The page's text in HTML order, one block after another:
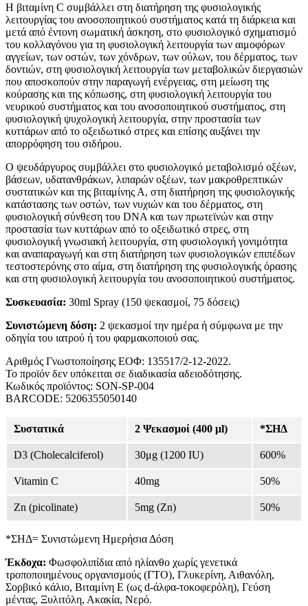
Η βιταμίνη C συμβάλλει στη διατήρηση της φυσιολογικής
λειτουργίας του ανοσοποιητικού συστήματος κατά τη διάρκεια και
μετά από έντονη σωματική άσκηση, στο φυσιολογικό σχηματισμό
του κολλαγόνου για τη φυσιολογική λειτουργία των αιμοφόρων
αγγείων, των οστών, των χόνδρων, των ούλων, του δέρματος, των
δοντιών, στη φυσιολογική λειτουργία των μεταβολικών διεργασιών
που αποσκοπούν στην παραγωγή ενέργειας, στη μείωση της
κούρασης και της κόπωσης, στη φυσιολογική λειτουργία του
νευρικού συστήματος και του ανοσοποιητικού συστήματος, στη
φυσιολογική ψυχολογική λειτουργία, στην προστασία των
κυττάρων από το οξειδωτικό στρες και επίσης αυξάνει την
απορρόφηση του σιδήρου.
Ο ψευδάργυρος συμβάλλει στο φυσιολογικό μεταβολισμό οξέων,
βάσεων, υδατανθράκων, λιπαρών οξέων, των μακροθρεπτικών
συστατικών και της βιταμίνης Α, στη διατήρηση της φυσιολογικής
κατάστασης των οστών, των νυχιών και του δέρματος, στη
φυσιολογική σύνθεση του DNA και των πρωτεϊνών και στην
προστασία των κυττάρων από το οξειδωτικό στρες, στη
φυσιολογική γνωσιακή λειτουργία, στη φυσιολογική γονιμότητα
και αναπαραγωγή και στη διατήρηση των φυσιολογικών επιπέδων
τεστοστερόνης στο αίμα, στη διατήρηση της φυσιολογικής όρασης
και στη φυσιολογική λειτουργία του ανοσοποιητικού συστήματος.
Συσκευασία: 30ml Spray (150 ψεκασμοί, 75 δόσεις)
Συνιστώμενη δόση: 2 ψεκασμοί την ημέρα ή σύμφωνα με την
οδηγία του ιατρού ή του φαρμακοποιού σας.
Αριθμός Γνωστοποίησης ΕΟΦ: 135517/2-12-2022.
Το προϊόν δεν υπόκειται σε διαδικασία αδειοδότησης.
Κωδικός προϊόντος: SON-SP-004
BARCODE: 5206355050140
Συστατικά 2 Ψεκασμοί (400 μl) *ΣΗΔ
D3 (Cholecalciferol) 30μg (1200 IU) 600%
Vitamin C 40mg 50%
Zn (picolinate) 5mg (Zn) 50%
*ΣΗΔ= Συνιστώμενη Ημερήσια Δόση
Έκδοχα: Φωσφολιπίδια από ηλίανθο χωρίς γενετικά
τροποποιημένους οργανισμούς (ΓΤΟ), Γλυκερίνη, Αιθανόλη,
Σορβικό κάλιο, Βιταμίνη Ε (ως d-άλφα-τοκοφερόλη), Γεύση
μέντας, Ξυλιτόλη, Ακακία, Νερό.